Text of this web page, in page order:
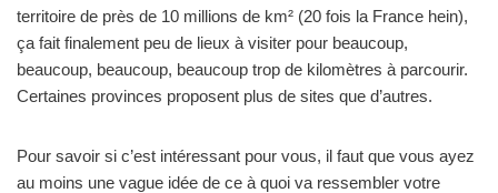
territoire de près de 10 millions de km² (20 fois la France hein),
ça fait finalement peu de lieux à visiter pour beaucoup,
beaucoup, beaucoup, beaucoup trop de kilomètres à parcourir.
Certaines provinces proposent plus de sites que d’autres.
Pour savoir si c’est intéressant pour vous, il faut que vous ayez
au moins une vague idée de ce à quoi va ressembler votre